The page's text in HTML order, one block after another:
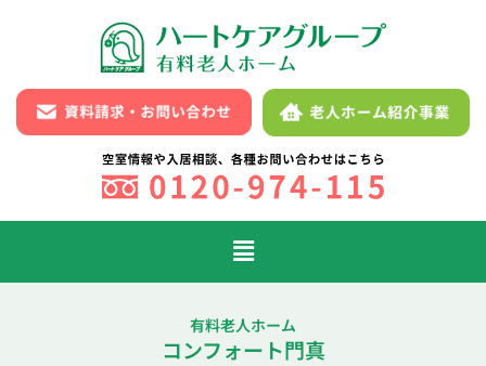
メ
ニ
ュ
ー
有料老人ホーム
コンフォート門真